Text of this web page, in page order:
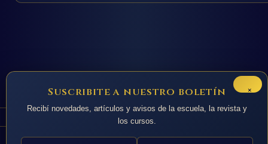
×
Suscribite a nuestro boletín
Recibí novedades, artículos y avisos de la escuela, la revista y
los cursos.